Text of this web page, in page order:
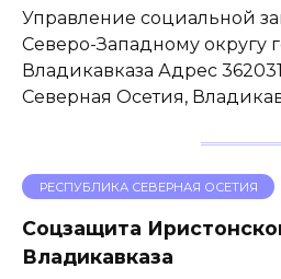
Управление социальной
Северо-Западному округу
Владикавказа Адрес
Северная Осетия,
РЕСПУБЛИКА СЕВЕРНАЯ ОСЕТИЯ
Соцзащита
Владикавказа